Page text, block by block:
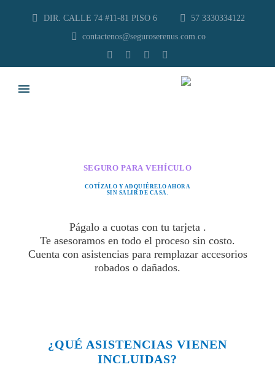
DIR. CALLE 74 #11-81 PISO 6
57 3330334122
contactenos@seguroserenus.com.co
SEGURO PARA VEHÍCULO
COTÍZALO Y ADQUIÉRELO AHORA
SIN SALIR DE CASA.
Págalo a cuotas con tu tarjeta .
Te asesoramos en todo el proceso sin costo.
Cuenta con asistencias para remplazar accesorios
robados o dañados.
¿QUÉ ASISTENCIAS VIENEN
INCLUIDAS?